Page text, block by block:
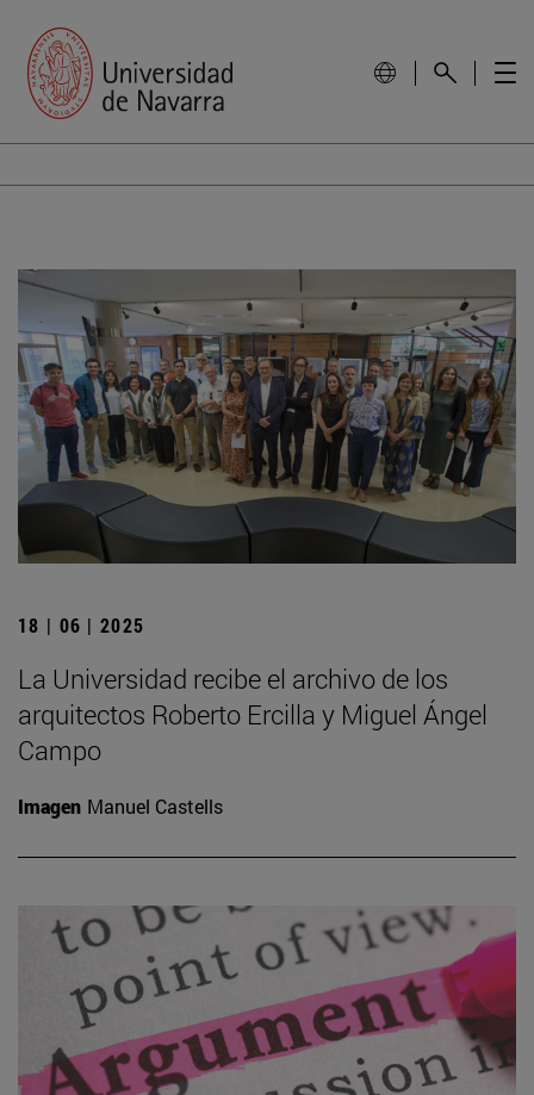
18 | 06 | 2025
La Universidad recibe el archivo de los
arquitectos Roberto Ercilla y Miguel Ángel
Campo
Imagen Manuel Castells